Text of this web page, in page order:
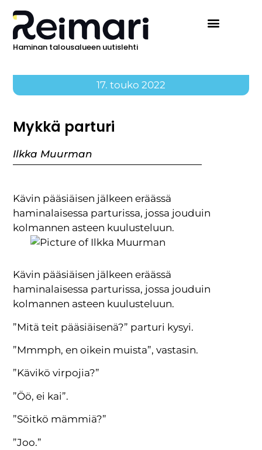
Haminan talousalueen uutislehti
17. touko 2022
Mykkä parturi
Ilkka Muurman
Kävin pääsiäisen jälkeen eräässä
haminalaisessa parturissa, jossa jouduin
kolmannen asteen kuulusteluun.
Kävin pääsiäisen jälkeen eräässä
haminalaisessa parturissa, jossa jouduin
kolmannen asteen kuulusteluun.
”Mitä teit pääsiäisenä?” parturi kysyi.
”Mmmph, en oikein muista”, vastasin.
”Kävikö virpojia?”
”Öö, ei kai”.
”Söitkö mämmiä?”
”Joo.”